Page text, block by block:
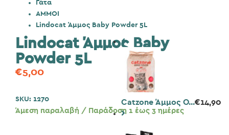
Γάτα
ΑΜΜΟΙ
Lindocat Άμμος Baby Powder 5L
Catzone Άμμος O...€14,90
Lindocat Άμμος Baby
Powder 5L
€5,00
SKU: 1270
Άμεση παραλαβή / Παράδοση 1 έως 3 ημέρες